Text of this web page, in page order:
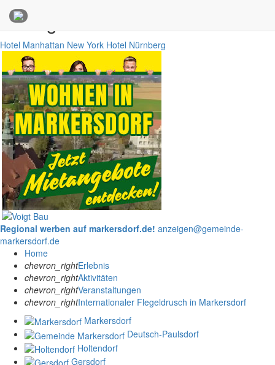
Anzeigen
Hotel Manhattan New York Hotel Nürnberg
Regional werben auf markersdorf.de! anzeigen@gemeinde-
markersdorf.de
Home
chevron_rightErlebnis
chevron_rightAktivitäten
chevron_rightVeranstaltungen
chevron_rightInternationaler Flegeldrusch in Markersdorf
Markersdorf
Deutsch-Paulsdorf
Holtendorf
Gersdorf